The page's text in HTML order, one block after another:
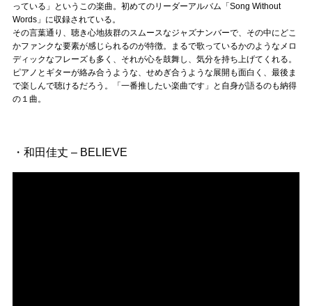
っている」というこの楽曲。初めてのリーダーアルバム「Song Without
Words」に収録されている。
その言葉通り、聴き心地抜群のスムースなジャズナンバーで、その中にどこ
かファンクな要素が感じられるのが特徴。まるで歌っているかのようなメロ
ディックなフレーズも多く、それが心を鼓舞し、気分を持ち上げてくれる。
ピアノとギターが絡み合うような、せめぎ合うような展開も面白く、最後ま
で楽しんで聴けるだろう。「一番推したい楽曲です」と自身が語るのも納得
の１曲。
・和田佳丈 – BELIEVE